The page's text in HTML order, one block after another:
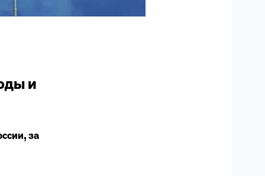
и
за